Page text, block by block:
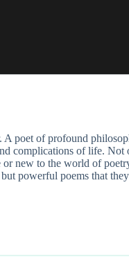
poet of profound
of life.
or new to the world of
powerful poems that